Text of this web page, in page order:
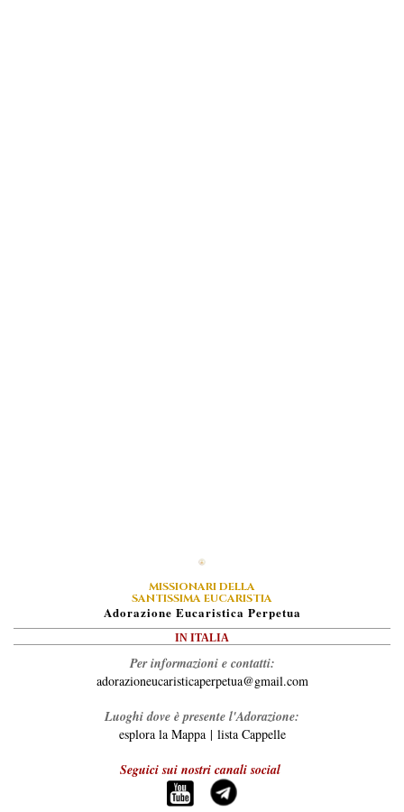
MISSIONARI DELLA
SANTISSIMA EUCARISTIA
ADorazione EUcaristica PErpetua
IN ITALIA
Per informazioni e contatti:
adorazioneucaristicaperpetua@gmail.com
Luoghi dove è presente l'Adorazione:
esplora la Mappa| lista Cappelle
Seguici sui nostri canali social